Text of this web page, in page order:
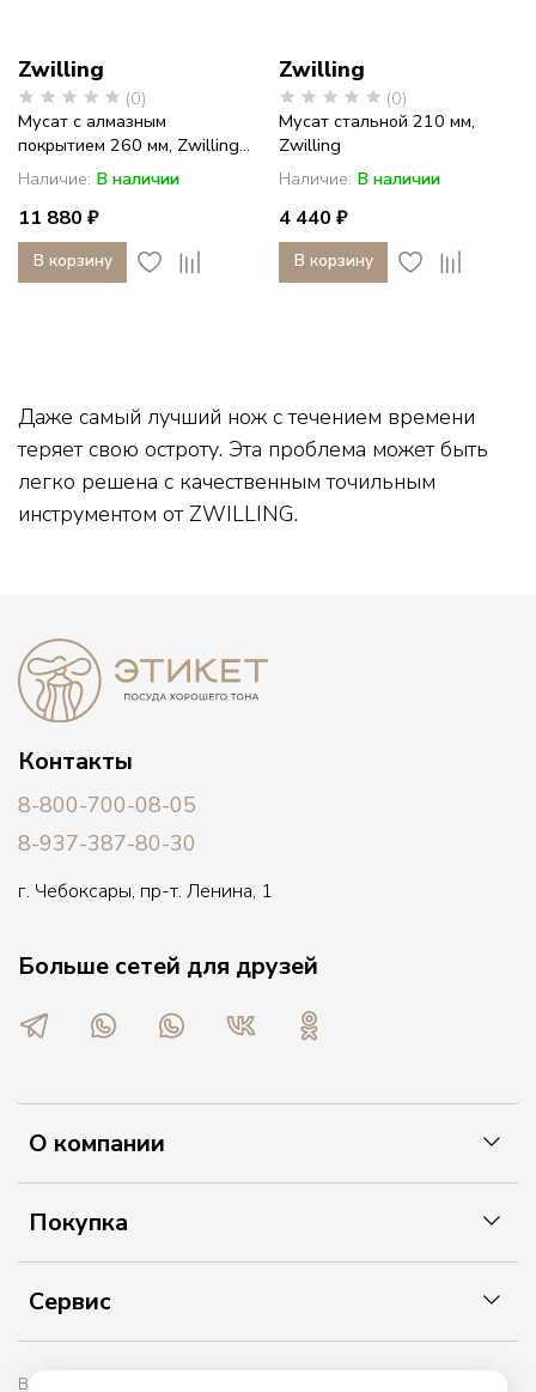
Zwilling
(0)
Мусат с алмазным
покрытием 260 мм, Zwilling...
Наличие: В наличии
11 880 ₽
В корзину
Zwilling
(0)
Мусат стальной 210 мм,
Zwilling
Наличие: В наличии
4 440 ₽
В корзину
Даже самый лучший нож с течением времени
теряет свою остроту. Эта проблема может быть
легко решена с качественным точильным
инструментом от ZWILLING.
О компании
Покупка
Сервис
Контакты
8-800-700-08-05
8-937-387-80-30
г. Чебоксары, пр-т. Ленина, 1
Больше сетей для друзей
Вы принимаете условия политики в отношении обработки